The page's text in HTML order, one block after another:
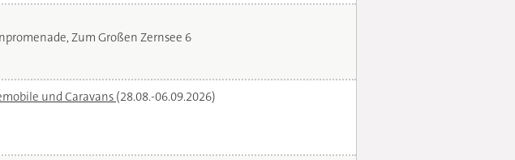
Zum Großen Zernsee 6
und Caravans (28.08.-06.09.2026)